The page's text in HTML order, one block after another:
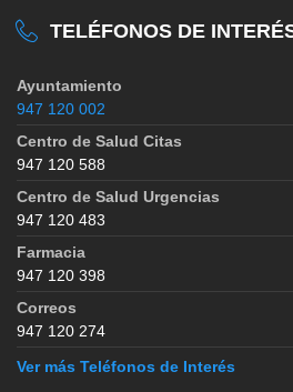
TELÉFONOS DE
Ayuntamiento
947 120 002
Centro de Salud Citas
947 120 588
Centro de Salud Urgencias
947 120 483
Farmacia
947 120 398
Correos
947 120 274
Ver más Teléfonos de Interés